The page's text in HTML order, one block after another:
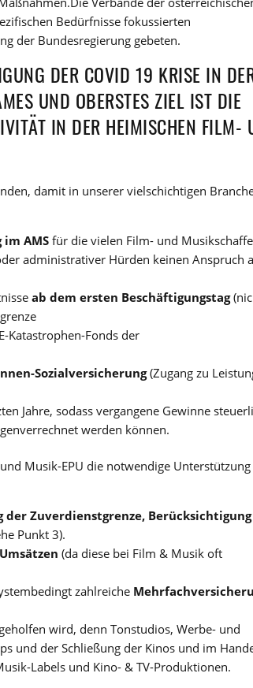
Bedürfnisse fokussierten
der Bundesregierung gebeten.
DER COVID 19 KRISE IN DER
UND OBERSTES ZIEL IST DIE E
IN DER HEIMISCHEN FILM-
damit in unserer vielschichtigen
AMSfür die vielen Film- und
administrativer Hürden keinen Anspruch
ab dem ersten Beschäftigungstag
Katastrophen-Fonds der
Sozialversicherung(Zugang zu
Jahre, sodass vergangene Gewinne
werden können.
Musik-EPU die notwendige Unterstützung
Zuverdienstgrenze,
Punkt 3).
(da diese bei Film & Musik oft
zahlreiche
wird, denn Tonstudios, Werbe- und
und der Schließung der Kinos und im
Labels und Kino- & TV-Produktionen.